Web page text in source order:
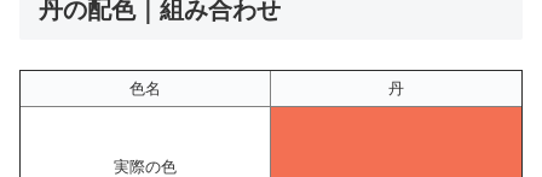
丹の配色｜組み合わせ
色名 丹
実際の色